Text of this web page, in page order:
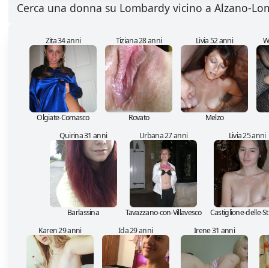
Cerca una donna su Lombardy vicino a Alzano-
Zita 34 anni
Olgiate-Comasco
Tiziana 28 anni
Rovato
Livia 52 anni
Melzo
Quirina 31 anni
Barlassina
Urbana 27 anni
Tavazzano-con-Villavesco
Livia 25 anni
Castiglione-delle-
Karen 29 anni
Ida 29 anni Irene 31 anni